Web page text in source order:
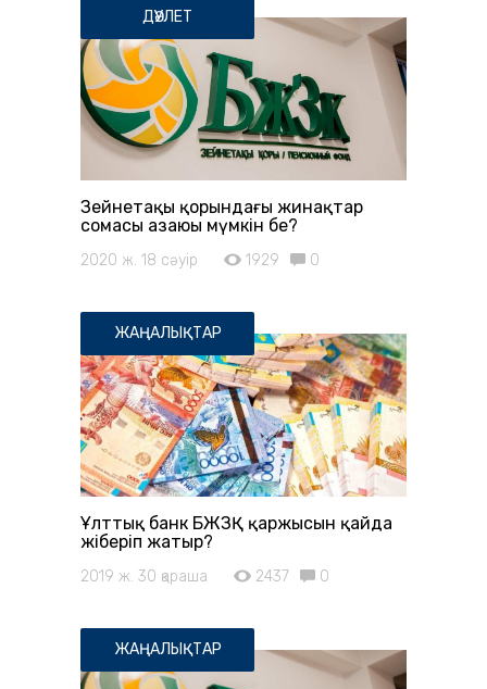
ДӘУЛЕТ
Зейнетақы қорындағы жинақтар
сомасы азаюы мүмкін бе?
2020 ж. 18 сәуір 1929 0
ЖАҢАЛЫҚТАР
Ұлттық банк БЖЗҚ қаржысын қайда
жіберіп жатыр?
2019 ж. 30 қараша 2437 0
ЖАҢАЛЫҚТАР